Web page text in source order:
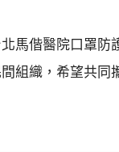
馬偕醫院口罩
組織，希望共同